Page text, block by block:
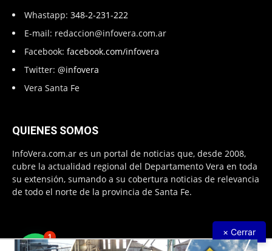
Whastapp: 348-2-231-222
E-mail: redaccion@infovera.com.ar
Facebook: facebook.com/infovera
Twitter: @infovera
Vera Santa Fe
QUIENES SOMOS
InfoVera.com.ar es un portal de noticias que, desde 2008,
cubre la actualidad regional del Departamento Vera en toda
su extensión, sumando a su cobertura noticias de relevancia
de todo el norte de la provincia de Santa Fe.
× Cerrar
1